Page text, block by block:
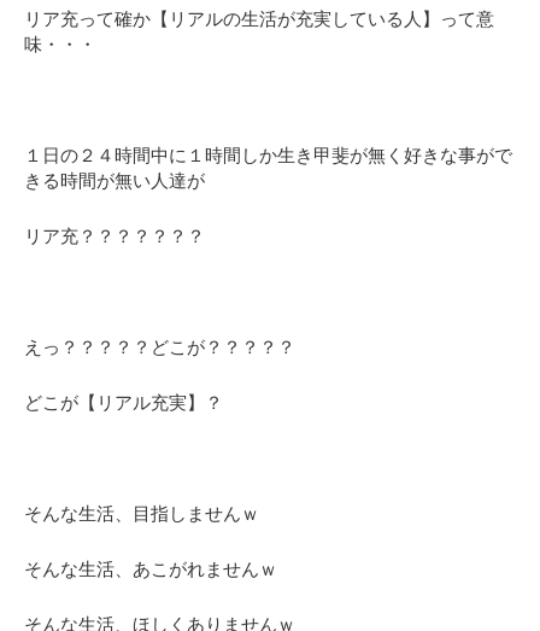
リア充って確か 【リアルの生活が充実している人】
って意
味・・・
１日の２４時間中に１時間しか生き甲斐が無く好きな事がで
きる時間が無い人達が
リア充？？？？？？？
えっ？？？？？どこが？？？？？
どこが【リアル充実】？
そんな生活、目指しませんｗ
そんな生活、あこがれませんｗ
そんな生活、ほしくありませんｗ